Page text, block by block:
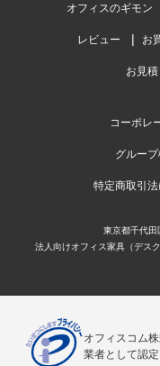
オフィスのギモン
レビュー お
お見
コーポレ
グルー
特定商取引
東京都千代田
法人向けオフィス家具（デス
オフィスコム
業者として認定